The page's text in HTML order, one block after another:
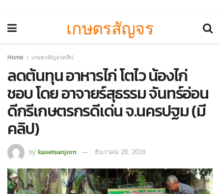
เกษตรสัญจร
Home เกษตรสัญจรคลิป
ลดต้นทุน อาหารไก่ โตไว น้องไก่
ชอบ โดย อาจายร์สุธรรม จันทร์อ่อน
ดีกรีเกษตรกรดีเด่น จ.นครปฐม (มี
คลิป)
by kasetsanjorn ธันวาคม 28, 2018